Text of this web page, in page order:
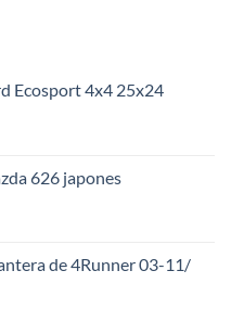
Ecosport 4x4 25x24
626 japones
de 4Runner 03-11/